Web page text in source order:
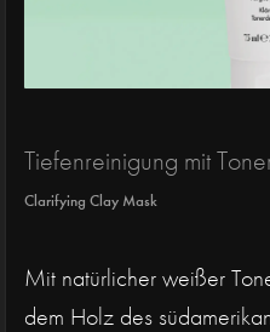
Tiefenreinigung mit
Clarifying Clay Mask
Mit natürlicher weißer
dem Holz des